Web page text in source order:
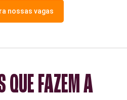
nossas vagas
FAZEM A